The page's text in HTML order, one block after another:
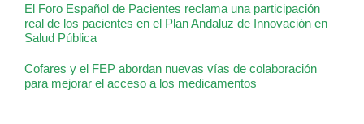
El Foro Español de Pacientes reclama una participación
real de los pacientes en el Plan Andaluz de Innovación en
Salud Pública
Cofares y el FEP abordan nuevas vías de colaboración
para mejorar el acceso a los medicamentos